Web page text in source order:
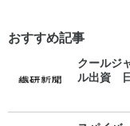
おすすめ記事
クールジ
ル出資